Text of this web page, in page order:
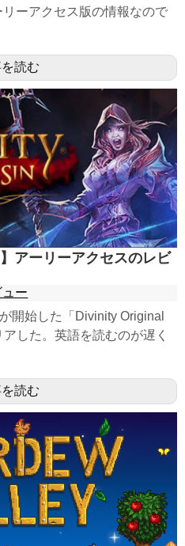
ーアクセス版の情報なので
読む
アーリーアクセスのレビ
ー
開始した「Divinity Original
した。英語を読むのが遅く
読む